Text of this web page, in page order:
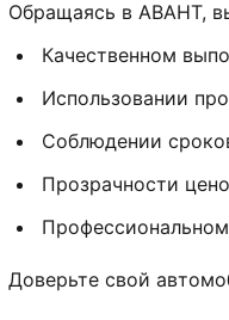
Обращаясь в АВАНТ,
Качественном
Использовании
Соблюдении
Прозрачности
Доверьте свой